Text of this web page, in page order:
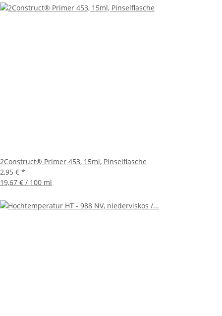
2Construct® Primer 453, 15ml, Pinselflasche
2,95 € *
19,67 € / 100 ml